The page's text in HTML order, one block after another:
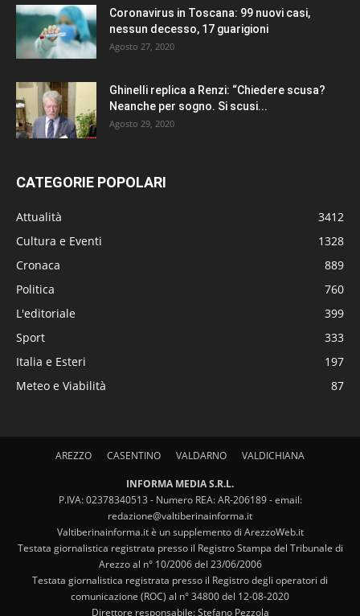
Coronavirus in Toscana: 99 nuovi casi,
nessun decesso, 17 guarigioni
Agosto 27, 2020
Ghinelli replica a Renzi: “Chiedere scusa?
Neanche per sogno. Si scusi...
Agosto 29, 2020
CATEGORIE POPOLARI
Attualità
3412
Cultura e Eventi
1328
Cronaca
889
Politica
760
L'editoriale
399
Sport
333
Italia e Esteri
197
Meteo e Viabilità
87
AREZZO CASENTINO VALDARNO VALDICHIANA
INFORMA MEDIA S.R.L.
P.IVA: 02378340513 - Numero REA: AR-206189 - email:
redazione@valtiberinainforma.it
Valtiberinainforma.it è un supplemento di ArezzoWeb.it
Testata giornalistica registrata presso il Registro Stampa del Tribunale di
Arezzo al n° 10/2006 del 23/06/2006
Testata giornalistica registrata presso il Registro degli operatori di
comunicazione (ROC) al n° 34800 del 12-08-2020
Direttore responsabile: Stefano Pezzola